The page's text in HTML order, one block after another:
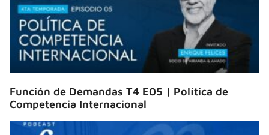
Función de Demandas T4 E05 | Política de
Competencia Internacional